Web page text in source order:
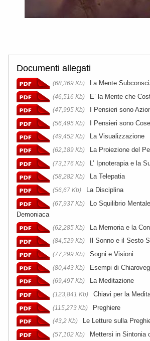
Documenti allegati
(68,369 Kb) La Mente
(46,516 Kb) E’ la Mente che
(47,995 Kb) I Pensieri sono
(56,495 Kb) I Pensieri sono Cose
(49,452 Kb) La Visualizzazione
(62,189 Kb) La Proiezione del
(73,176 Kb) L’ Ipnoterapia e la
(58,282 Kb) La Telepatia
(56,67 Kb) La Disciplina
(67,937 Kb)
Lo Squilibrio
Demoniaca
(62,285 Kb) La Memoria e la
(84,529 Kb) Il Sonno e il Sesto
(77,299 Kb) Sogni e Visioni
(80,443 Kb) Esempi di
(69,497 Kb) La Meditazione
(123,841 Kb) Chiavi per la
(115,273 Kb) Preghiere
(43,2 Kb) Le Letture sulla
(57,102 Kb)
Mettersi in Sintonia